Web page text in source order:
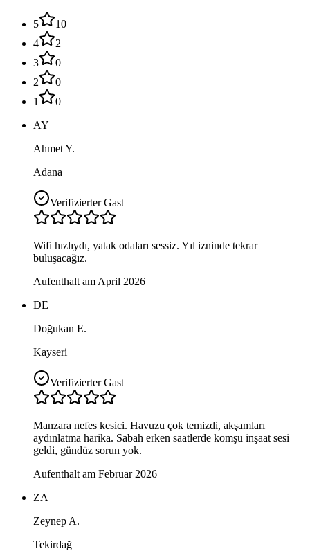
5
10
4
2
3
0
2
0
1
0
AY
Ahmet Y.
Adana
Verifizierter Gast
Wifi hızlıydı, yatak odaları sessiz. Yıl izninde tekrar
buluşacağız.
Aufenthalt am April 2026
DE
Doğukan E.
Kayseri
Verifizierter Gast
Manzara nefes kesici. Havuzu çok temizdi, akşamları
aydınlatma harika. Sabah erken saatlerde komşu inşaat sesi
geldi, gündüz sorun yok.
Aufenthalt am Februar 2026
ZA
Zeynep A.
Tekirdağ